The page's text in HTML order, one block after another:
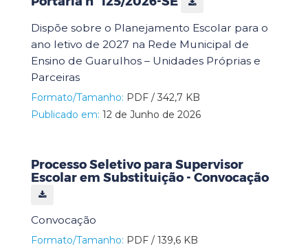
Dispõe sobre o Planejamento Escolar para o
ano letivo de 2027 na Rede Municipal de
Ensino de Guarulhos – Unidades Próprias e
Parceiras
Formato/Tamanho: PDF / 342,7 KB
Publicado em: 12 de Junho de 2026
Processo Seletivo para Supervisor
Escolar em Substituição - Convocação
Convocação
Formato/Tamanho: PDF / 139,6 KB